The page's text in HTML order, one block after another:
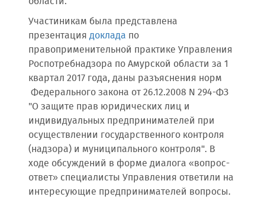
Участиникам была представлена
презентация доклада по
правоприменительной практике Управления
Роспотребнадзора по Амурской области за 1
квартал 2017 года, даны разъяснения норм
Федерального закона от 26.12.2008 N 294-ФЗ
"О защите прав юридических лиц и
индивидуальных предпринимателей при
осуществлении государственного контроля
(надзора) и муниципального контроля". В
ходе обсуждений в форме диалога «вопрос-
ответ» специалисты Управления ответили на
интересующие предпринимателей вопросы.